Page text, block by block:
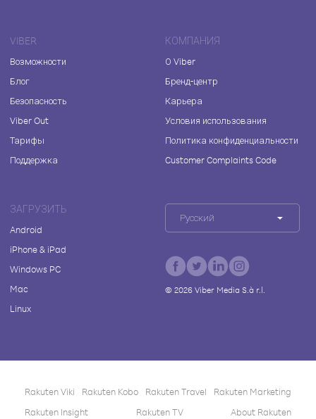
VIBER
Возможности
Блог
Безопасность
Viber Out
Тарифы
Поддержка
КОМПАНИЯ
О Viber
Бренд-центр
Карьера
Условия использования
Политика конфиденциальности
Customer Complaints Code
ЗАГРУЗИТЬ
Android
iPhone & iPad
Windows PC
Mac
Linux
Русский
© 2026Viber Media S.à r.l.
Rakuten Viki Rakuten Kobo Rakuten Travel
Rakuten Marketing
Rakuten Insight
Rakuten TV About Rakuten